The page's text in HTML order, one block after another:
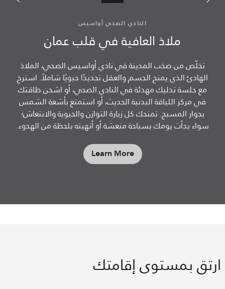
النادي الصحي أواسيس
ملاذ العافية في قلب عمان
تخلّص من صخب المدينة في نادي أواسيس الصحي، الملاذ
الهادئ الذي يمنح الجسم والعقل تجديدًا حيويًا شاملاً. استرخِ
مع جلسة تدليك مهدئة في النادي الصحي، أو اشحن طاقتك
في مركز اللياقة البدنية الحديث، أو استمتع بأشعة الشمس
بجوار المسبح. تمنحك كل زيارة التوازن والحيوية والانتعاش؛
سواء بدأت يومك بسباحة منعشة أو أنهيته بلحظة من الهدوء.
Learn More
ارتق بمستوى إقامتك